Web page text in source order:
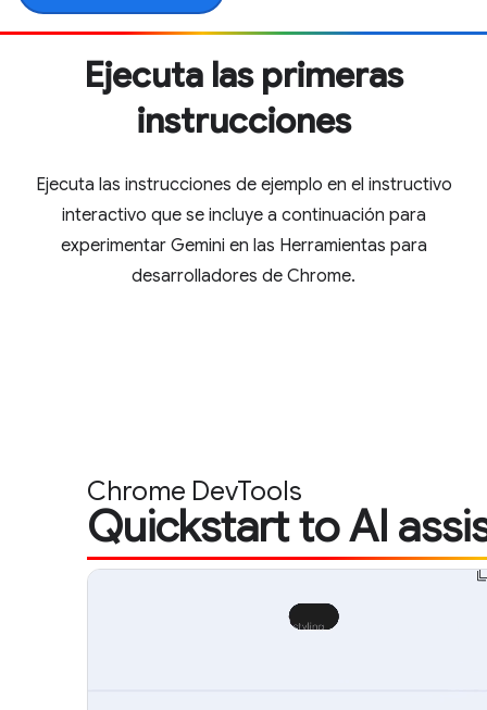
Ejecuta las primeras
instrucciones
Ejecuta las instrucciones de ejemplo en el instructivo
interactivo que se incluye a continuación para
experimentar Gemini en las Herramientas para
desarrolladores de Chrome.